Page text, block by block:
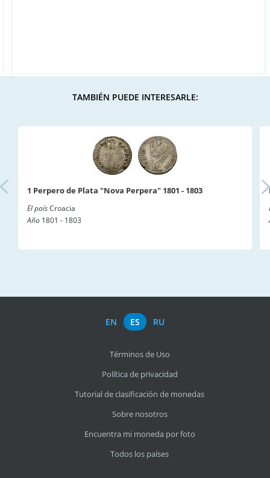
TAMBIÉN PUEDE INTERESARLE:
1 Perpero de Plata "Nova Perpera" 1801 - 1803
El paísCroacia
Año 1801 - 1803
EN ES RU
Términos de Uso
Política de privacidad
Tutorial de clasificación de monedas
Sobre nosotros
Encuentra mi moneda por foto
Todos los países